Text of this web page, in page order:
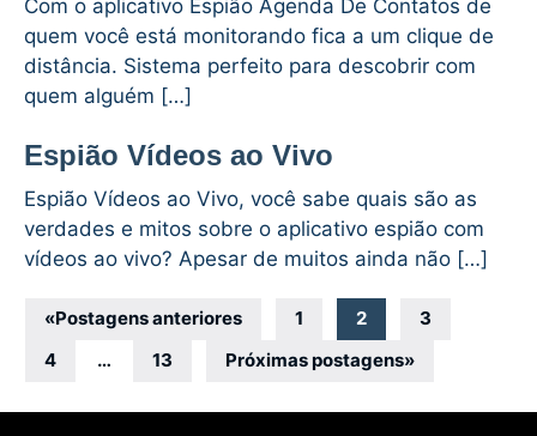
Com o aplicativo Espião Agenda De Contatos de
quem você está monitorando fica a um clique de
distância. Sistema perfeito para descobrir com
quem alguém […]
Espião Vídeos ao Vivo
Espião Vídeos ao Vivo, você sabe quais são as
verdades e mitos sobre o aplicativo espião com
vídeos ao vivo? Apesar de muitos ainda não […]
Navegação
por
posts
«Postagens anteriores 1 2
3
4
… 13 Próximas postagens»